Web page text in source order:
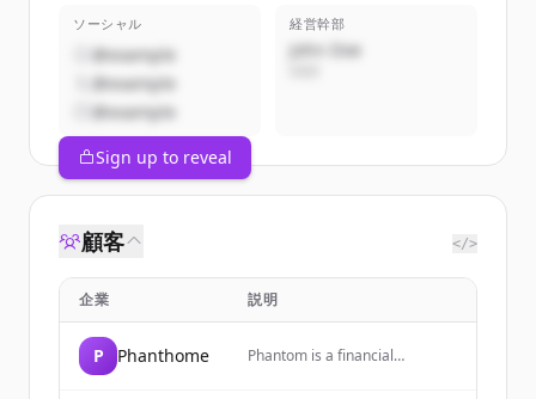
ソーシャル
@example
@example
@example
経営幹部
John Doe
Sign up to reveal
顧客 </>
企業 説明
P Phanthome
Phantom is a financial